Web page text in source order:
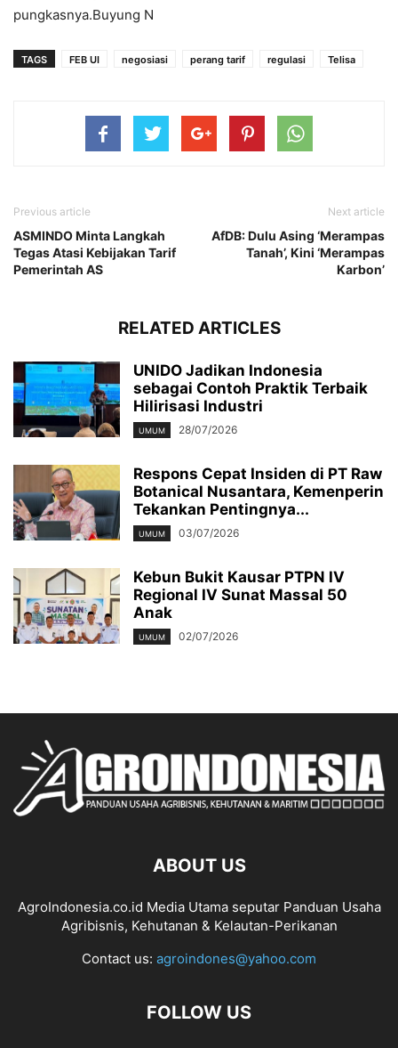
pungkasnya.Buyung N
TAGS FEB UI negosiasi perang tarif regulasi Telisa
Previous article
ASMINDO Minta Langkah
Tegas Atasi Kebijakan Tarif
Pemerintah AS
Next article
AfDB: Dulu Asing ‘Merampas
Tanah’, Kini ‘Merampas
Karbon’
RELATED ARTICLES
UNIDO Jadikan Indonesia
sebagai Contoh Praktik Terbaik
Hilirisasi Industri
UMUM 28/07/2026
Respons Cepat Insiden di PT Raw
Botanical Nusantara, Kemenperin
Tekankan Pentingnya...
UMUM 03/07/2026
Kebun Bukit Kausar PTPN IV
Regional IV Sunat Massal 50
Anak
UMUM 02/07/2026
ABOUT US
AgroIndonesia.co.id Media Utama seputar Panduan Usaha
Agribisnis, Kehutanan & Kelautan-Perikanan
Contact us: agroindones@yahoo.com
FOLLOW US